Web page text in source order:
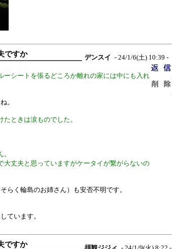
ですか デンスイ - 24/1/6(土) 10:39 -
ーシートを張るどころか離れの家には中にも入れ
。
ときは涙ものでした。
大丈夫と思っていますがケータイが繋がらないの
らく輪島のお姉さん）も安否不明です。
ています。
ですか